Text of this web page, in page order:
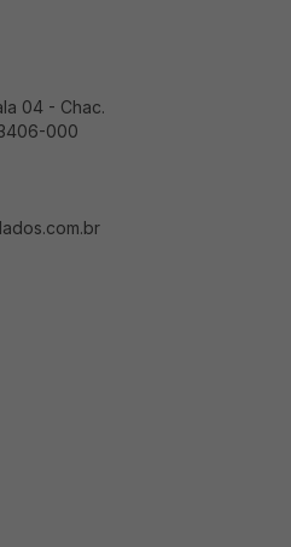
04 - Chac.
000